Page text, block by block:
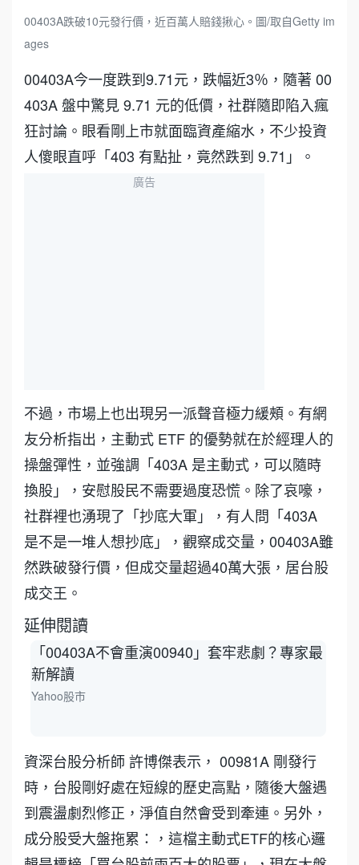
00403A跌破10元發行價，近百萬人賠錢揪心。圖/取自Getty im
ages
00403A今一度跌到9.71元，跌幅近3％，隨著 00
403A 盤中驚見 9.71 元的低價，社群隨即陷入瘋
狂討論。眼看剛上市就面臨資產縮水，不少投資
人傻眼直呼「403 有點扯，竟然跌到 9.71」。
廣告
不過，市場上也出現另一派聲音極力緩頰。有網
友分析指出，主動式 ETF 的優勢就在於經理人的
操盤彈性，並強調「403A 是主動式，可以隨時
換股」，安慰股民不需要過度恐慌。除了哀嚎，
社群裡也湧現了「抄底大軍」，有人問「403A
是不是一堆人想抄底」，觀察成交量，00403A雖
然跌破發行價，但成交量超過40萬大張，居台股
成交王。
延伸閱讀
「00403A不會重演00940」套牢悲劇？專家最
新解讀
Yahoo股市
資深台股分析師 許博傑表示， 00981A 剛發行
時，台股剛好處在短線的歷史高點，隨後大盤遇
到震盪劇烈修正，淨值自然會受到牽連。另外，
成分股受大盤拖累：，這檔主動式ETF的核心邏